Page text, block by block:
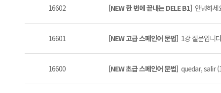
16602 [NEW 한 번에 끝내는 DELE B1] 안녕하세
16601 [NEW 고급 스페인어 문법] 1강 질문입니
16600 [NEW 초급 스페인어 문법] quedar, salir